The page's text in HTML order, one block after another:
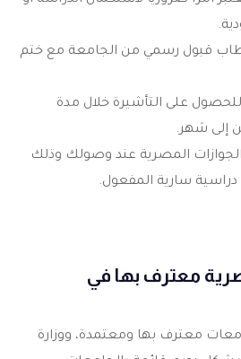
قبول رسمي من الجامعة مع ختم
على التأشيرة خلال مدة
إلى شهر.
المصرية عند وصولك وذلك
سارية المفعول.
معترف بها في
معترف بها ومعتمدة، ووزارة